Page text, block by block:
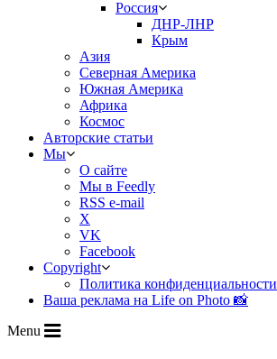
Россия
ДНР-ЛНР
Крым
Азия
Северная Америка
Южная Америка
Африка
Космос
Авторские статьи
Мы
О сайте
Мы в Feedly
RSS e-mail
X
VK
Facebook
Copyright
Политика конфиденциальности
Ваша реклама на Life on Photo 📸
Menu